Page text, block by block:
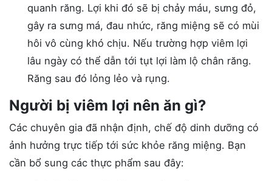
quanh răng. Lợi khi đó sẽ bị chảy máu, sưng đỏ,
gây ra sưng má, đau nhức, răng miệng sẽ có mùi
hôi vô cùng khó chịu. Nếu trường hợp viêm lợi
lâu ngày có thể dẫn tới tụt lợi làm lộ chân răng.
Răng sau đó lỏng lẻo và rụng.
Người bị viêm lợi nên ăn gì?
Các chuyên gia đã nhận định, chế độ dinh dưỡng có
ảnh hưởng trực tiếp tới sức khỏe răng miệng. Bạn
cần bổ sung các thực phẩm sau đây: